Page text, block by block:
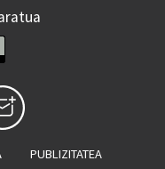
PUBLIZITATEA